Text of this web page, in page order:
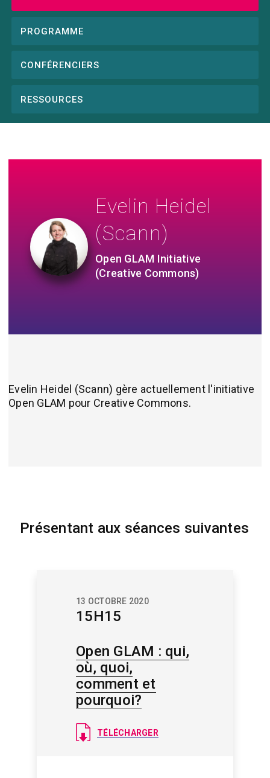
PROGRAMME
CONFÉRENCIERS
RESSOURCES
Evelin Heidel
(Scann)
Open GLAM Initiative
(Creative Commons)
Evelin Heidel (Scann) gère actuellement l'initiative
Open GLAM pour Creative Commons.
Présentant aux séances suivantes
13 OCTOBRE 2020
15H15
Open GLAM : qui,
où, quoi,
comment et
pourquoi?
Document
TÉLÉCHARGER